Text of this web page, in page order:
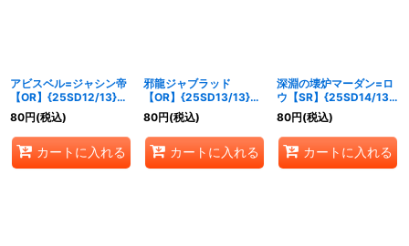
アビスベル=ジャシン帝
【OR】{25SD12/13}
《闇》
80円(税込)
カートに入れる
邪龍ジャブラッド
【OR】{25SD13/13}
《闇》
80円(税込)
カートに入れる
深淵の壊炉マーダン=ロ
ウ【SR】{25SD14/13}
《闇》
80円(税込)
カートに入れる